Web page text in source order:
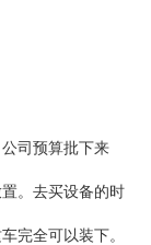
司预算批下来
。去买设备的时
完全可以装下。